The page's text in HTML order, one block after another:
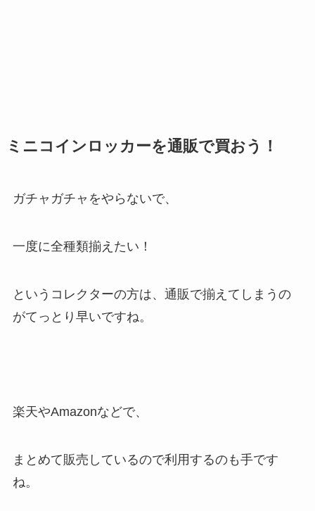
ミニコインロッカーを通販で買おう！
ガチャガチャをやらないで、
一度に全種類揃えたい！
というコレクターの方は、通販で揃えてしまうの
がてっとり早いですね。
楽天やAmazonなどで、
まとめて販売しているので利用するのも手です
ね。